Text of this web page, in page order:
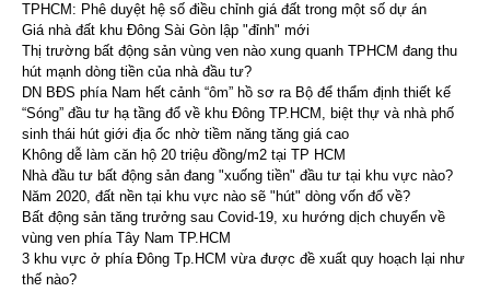
TPHCM: Phê duyệt hệ số điều chỉnh giá đất trong một số dự án
Giá nhà đất khu Đông Sài Gòn lập "đỉnh" mới
Thị trường bất động sản vùng ven nào xung quanh TPHCM đang thu
hút mạnh dòng tiền của nhà đầu tư?
DN BĐS phía Nam hết cảnh “ôm” hồ sơ ra Bộ để thẩm định thiết kế
“Sóng” đầu tư hạ tầng đổ về khu Đông TP.HCM, biệt thự và nhà phố
sinh thái hút giới địa ốc nhờ tiềm năng tăng giá cao
Không dễ làm căn hộ 20 triệu đồng/m2 tại TP HCM
Nhà đầu tư bất động sản đang "xuống tiền" đầu tư tại khu vực nào?
Năm 2020, đất nền tại khu vực nào sẽ "hút" dòng vốn đổ về?
Bất động sản tăng trưởng sau Covid-19, xu hướng dịch chuyển về
vùng ven phía Tây Nam TP.HCM
3 khu vực ở phía Đông Tp.HCM vừa được đề xuất quy hoạch lại như
thế nào?